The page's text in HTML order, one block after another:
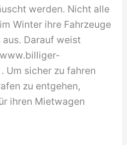
werden. Nicht alle
Winter ihre Fahrzeuge
Darauf weist
Um sicher zu fahren
zu entgehen,
ihren Mietwagen